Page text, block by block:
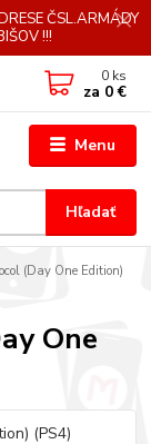
ČSL.ARMÁDY
!!!
Menu
Hľadať
0 ks
za 0 €
(Day One Edition)
One